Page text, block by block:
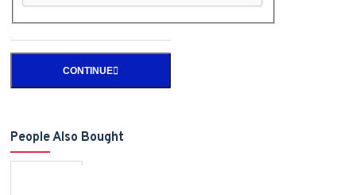
CONTINUE
People Also Bought